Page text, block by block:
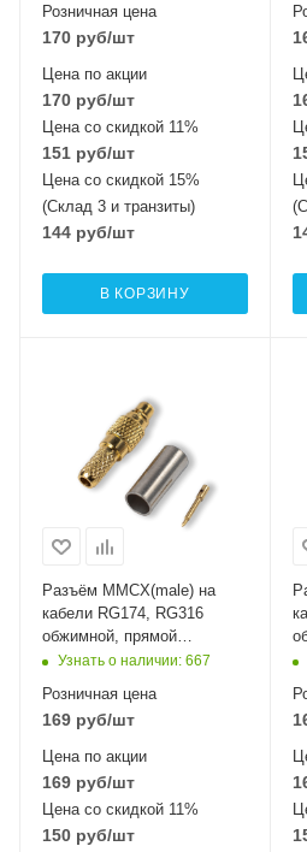
Розничная цена
170 руб/шт
Цена по акции
170 руб/шт
Цена со скидкой 11%
151 руб/шт
Цена со скидкой 15%
(Склад 3 и транзиты)
144 руб/шт
В КОРЗИНУ
Разъём MMCX(male) на
кабели RG174, RG316
обжимной, прямой
MikroComp 13-111L
Узнать о наличии: 667
Розничная цена
169 руб/шт
Цена по акции
169 руб/шт
Цена со скидкой 11%
150 руб/шт